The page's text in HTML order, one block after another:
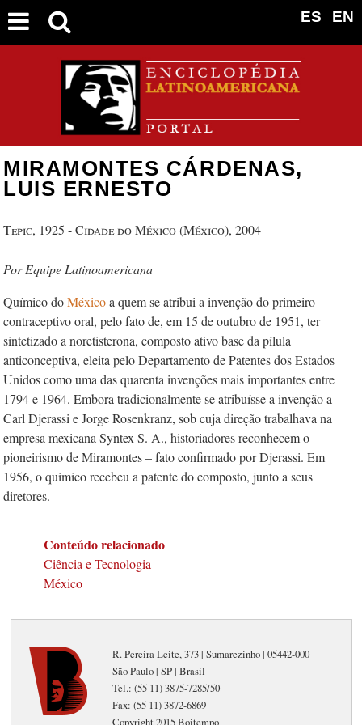
EN
ES
MIRAMONTES CÁRDENAS,
LUIS ERNESTO
Tepic, 1925 - Cidade do México (México), 2004
Equipe Latinoamericana
Químico doMéxicoa quem se atribui a invenção do primeiro
contraceptivo oral, pelo fato de, em 15 de outubro de 1951, ter
sintetizado a noretisterona, composto ativo base da pílula
anticonceptiva, eleita pelo Departamento de Patentes dos Estados
Unidos como uma das quarenta invenções mais importantes entre
1794 e 1964. Embora tradicionalmente se atribuísse a invenção a
Carl Djerassi e Jorge Rosenkranz, sob cuja direção trabalhava na
empresa mexicana Syntex S. A., historiadores reconhecem o
pioneirismo de Miramontes – fato confirmado por Djerassi. Em
1956, o químico recebeu a patente do composto, junto a seus
diretores.
Conteúdo relacionado
Ciência e Tecnologia
México
R. Pereira Leite, 373 | Sumarezinho | 05442-000
São Paulo | SP | Brasil
Tel.: (55 11) 3875-7285/50
Fax: (55 11) 3872-6869
Copyright 2015 Boitempo